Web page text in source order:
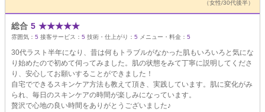
（女性/30代後半）
総合 5 ★★★★★
雰囲気： 5 接客サービス： 5 技術・仕上がり： 5 メニュー・料金： 5
30代ラスト半年になり、昔は何もトラブルがなかった肌もいろいろと気にな
り始めたので初めて伺ってみました。肌の状態をみて丁寧に説明してくださ
り、安心してお願いすることができました！
自宅でできるスキンケア方法も教えて頂き、実践しています。肌に変化がみ
られ、毎日のスキンケアの時間が楽しみになっています。
贅沢で心地の良い時間をありがとうございました♪